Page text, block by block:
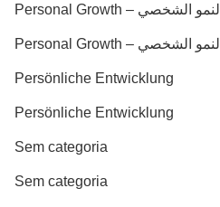
Personal Growth – النمو الشخصي
Personal Growth – النمو الشخصي
Persönliche Entwicklung
Persönliche Entwicklung
Sem categoria
Sem categoria